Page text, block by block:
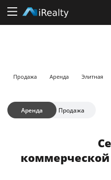
для
собственников
Продажа Аренда Элитная
Аренда Продажа